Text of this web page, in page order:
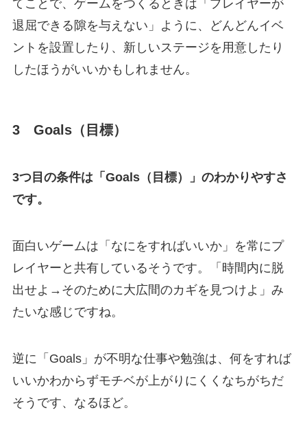
てことで、ゲームをつくるときは「プレイヤーが
退屈できる隙を与えない」ように、どんどんイベ
ントを設置したり、新しいステージを用意したり
したほうがいいかもしれません。
3 Goals（目標）
3つ目の条件は「Goals（目標）」のわかりやすさ
です。
面白いゲームは「なにをすればいいか」を常にプ
レイヤーと共有しているそうです。「時間内に脱
出せよ→そのために大広間のカギを見つけよ」み
たいな感じですね。
逆に「Goals」が不明な仕事や勉強は、何をすれば
いいかわからずモチベが上がりにくくなちがちだ
そうです、なるほど。